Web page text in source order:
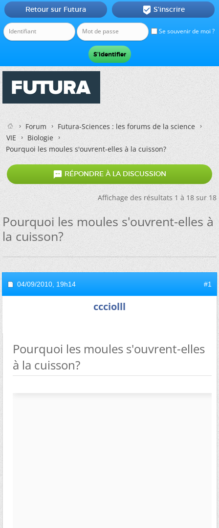
Se souvenir de moi ?
Retour sur Futura  S'inscrire
Forum
Futura-Sciences : les forums de la science
VIE
Biologie
Pourquoi les moules s'ouvrent-elles à la cuisson?
 RÉPONDRE À LA DISCUSSION
Affichage des résultats 1 à 18 sur 18
Pourquoi les moules s'ouvrent-elles à
la cuisson?
04/09/2010, 19h14 #1
ccciolll
Pourquoi les moules s'ouvrent-elles
à la cuisson?